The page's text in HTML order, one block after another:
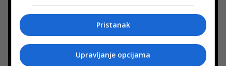
Pristanak
Upravljanje opcijama